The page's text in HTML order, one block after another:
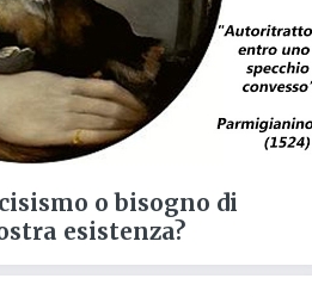
o bisogno di
esistenza?